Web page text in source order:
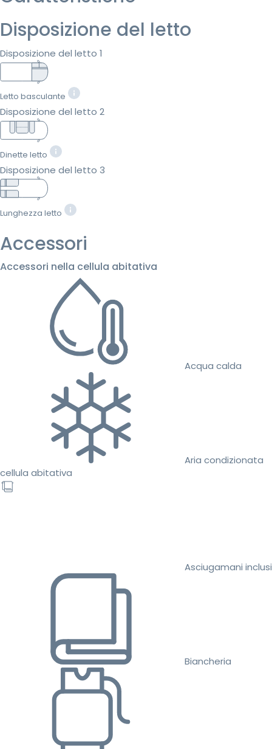
Disposizione del letto
Disposizione del letto 1
Letto basculante
Disposizione del letto 2
Dinette letto
Disposizione del letto 3
Lunghezza letto
Accessori
Accessori nella cellula abitativa
Acqua calda
Aria condizionata
cellula abitativa
Asciugamani inclusi
Biancheria